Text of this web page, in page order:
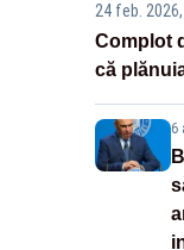
24 feb.
Complot
că
6